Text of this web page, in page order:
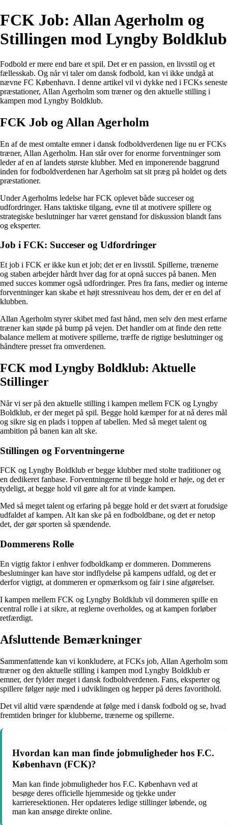
FCK Job: Allan Agerholm og
Stillingen mod Lyngby Boldklub
Fodbold er mere end bare et spil. Det er en passion, en livsstil og et
fællesskab. Og når vi taler om dansk fodbold, kan vi ikke undgå at
nævne FC København. I denne artikel vil vi dykke ned i FCKs seneste
præstationer, Allan Agerholm som træner og den aktuelle stilling i
kampen mod Lyngby Boldklub.
FCK Job og Allan Agerholm
En af de mest omtalte emner i dansk fodboldverdenen lige nu er FCKs
træner, Allan Agerholm. Han står over for enorme forventninger som
leder af en af landets største klubber. Med en imponerende baggrund
inden for fodboldverdenen har Agerholm sat sit præg på holdet og dets
præstationer.
Under Agerholms ledelse har FCK oplevet både succeser og
udfordringer. Hans taktiske tilgang, evne til at motivere spillere og
strategiske beslutninger har været genstand for diskussion blandt fans
og eksperter.
Job i FCK: Succeser og Udfordringer
Et job i FCK er ikke kun et job; det er en livsstil. Spillerne, trænerne
og staben arbejder hårdt hver dag for at opnå succes på banen. Men
med succes kommer også udfordringer. Pres fra fans, medier og interne
forventninger kan skabe et højt stressniveau hos dem, der er en del af
klubben.
Allan Agerholm styrer skibet med fast hånd, men selv den mest erfarne
træner kan støde på bump på vejen. Det handler om at finde den rette
balance mellem at motivere spillerne, træffe de rigtige beslutninger og
håndtere presset fra omverdenen.
FCK mod Lyngby Boldklub: Aktuelle
Stillinger
Når vi ser på den aktuelle stilling i kampen mellem FCK og Lyngby
Boldklub, er der meget på spil. Begge hold kæmper for at nå deres mål
og sikre sig en plads i toppen af tabellen. Med så meget talent og
ambition på banen kan alt ske.
Stillingen og Forventningerne
FCK og Lyngby Boldklub er begge klubber med stolte traditioner og
en dedikeret fanbase. Forventningerne til begge hold er høje, og det er
tydeligt, at begge hold vil gøre alt for at vinde kampen.
Med så meget talent og erfaring på begge hold er det svært at forudsige
udfaldet af kampen. Alt kan ske på en fodboldbane, og det er netop
det, der gør sporten så spændende.
Dommerens Rolle
En vigtig faktor i enhver fodboldkamp er dommeren. Dommerens
beslutninger kan have stor indflydelse på kampens udfald, og det er
derfor vigtigt, at dommeren er opmærksom og fair i sine afgørelser.
I kampen mellem FCK og Lyngby Boldklub vil dommeren spille en
central rolle i at sikre, at reglerne overholdes, og at kampen forløber
retfærdigt.
Afsluttende Bemærkninger
Sammenfattende kan vi konkludere, at FCKs job, Allan Agerholm som
træner og den aktuelle stilling i kampen mod Lyngby Boldklub er
emner, der fylder meget i dansk fodboldverdenen. Fans, eksperter og
spillere følger nøje med i udviklingen og hepper på deres favorithold.
Det vil altid være spændende at følge med i dansk fodbold og se, hvad
fremtiden bringer for klubberne, trænerne og spillerne.
Hvordan kan man finde jobmuligheder hos F.C.
København (FCK)?
Man kan finde jobmuligheder hos F.C. København ved at
besøge deres officielle hjemmeside og tjekke under
karrieresektionen. Her opdateres ledige stillinger løbende, og
man kan ansøge direkte online.